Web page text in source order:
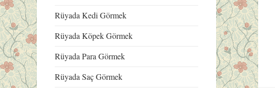
Rüyada Kedi Görmek
Rüyada Köpek Görmek
Rüyada Para Görmek
Rüyada Saç Görmek